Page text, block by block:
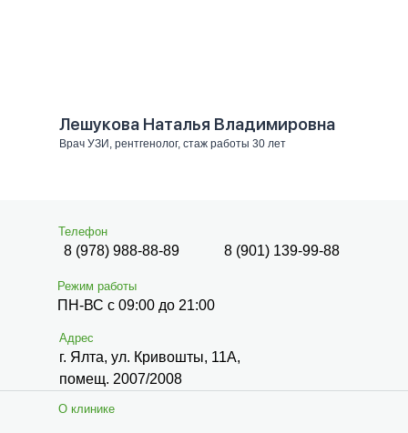
Лешукова Наталья Владимировна
Врач УЗИ, рентгенолог, стаж работы 30 лет
Телефон
Адрес
г. Ялта, ул. Кривошты, 11А,
помещ. 2007/2008
Режим работы
ПН-ВС с 09:00 до 21:00
О клинике
8 (978) 988-88-89 8 (901) 139-99-88